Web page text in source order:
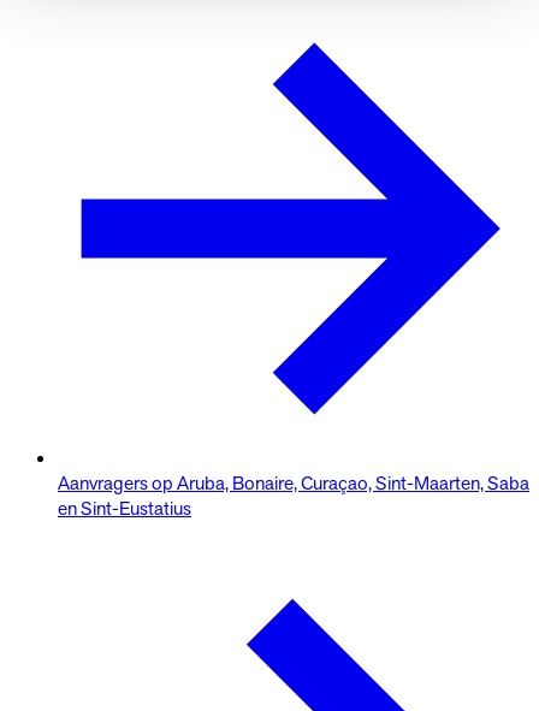
Aanvragers op Aruba, Bonaire, Curaçao, Sint-Maarten, Saba
en Sint-Eustatius